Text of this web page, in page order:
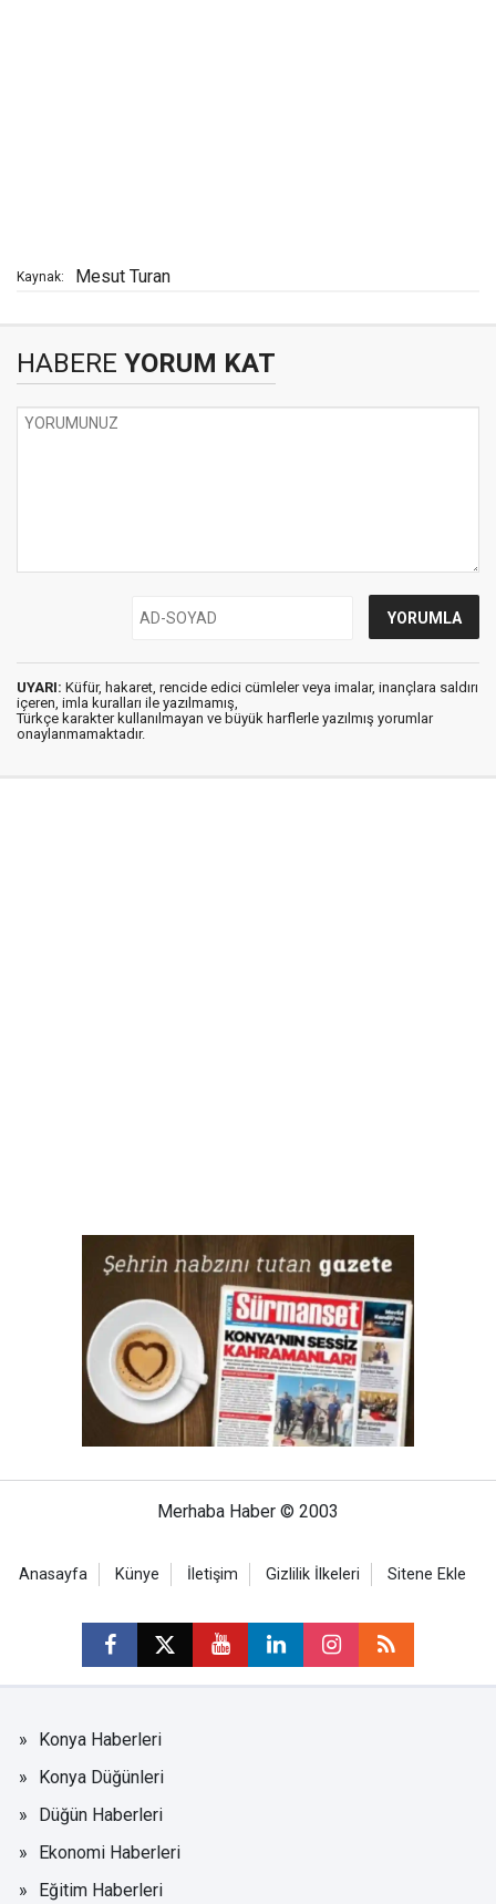
Kaynak: Mesut Turan
HABERE YORUM KAT
UYARI: Küfür, hakaret, rencide edici cümleler veya imalar, inançlara saldırı
içeren, imla kuralları ile yazılmamış,
Türkçe karakter kullanılmayan ve büyük harflerle yazılmış yorumlar
onaylanmamaktadır.
Merhaba Haber © 2003
Anasayfa Künye İletişim Gizlilik İlkeleri Sitene Ekle
Konya Haberleri
Konya Düğünleri
Düğün Haberleri
Ekonomi Haberleri
Eğitim Haberleri